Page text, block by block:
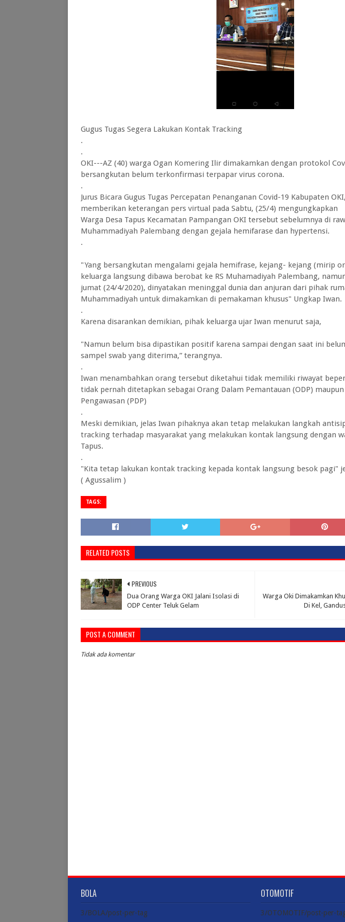
Gugus Tugas Segera Lakukan Kontak Tracking
.
.
OKI---AZ (40) warga Ogan Komering Ilir dimakamkan dengan protokol
bersangkutan belum terkonfirmasi terpapar virus corona.
.
Jurus Bicara Gugus Tugas Percepatan Penanganan Covid-19 Kabupaten
memberikan keterangan pers virtual pada Sabtu, (25/4) mengungkapkan
Warga Desa Tapus Kecamatan Pampangan OKI tersebut sebelumnya di
Muhammadiyah Palembang dengan gejala hemifarase dan hypertensi.
.
"Yang bersangkutan mengalami gejala hemifrase, kejang- kejang (mirip
keluarga langsung dibawa berobat ke RS Muhamadiyah Palembang,
jumat (24/4/2020), dinyatakan meninggal dunia dan anjuran dari pihak
Muhammadiyah untuk dimakamkan di pemakaman khusus" Ungkap Iwan.
.
Karena disarankan demikian, pihak keluarga ujar Iwan menurut saja,
"Namun belum bisa dipastikan positif karena sampai dengan saat ini
sampel swab yang diterima,” terangnya.
.
Iwan menambahkan orang tersebut diketahui tidak memiliki riwayat
tidak pernah ditetapkan sebagai Orang Dalam Pemantauan (ODP) maupun
Pengawasan (PDP)
.
Meski demikian, jelas Iwan pihaknya akan tetap melakukan langkah
tracking terhadap masyarakat yang melakukan kontak langsung dengan
Tapus.
.
"Kita tetap lakukan kontak tracking kepada kontak langsung besok pagi"
( Agussalim )
TAGS:
RELATED POSTS
Warga Oki Dimakamkan
Di Kel,
PREVIOUS
Dua Orang Warga OKI Jalani Isolasi di
ODP Center Teluk Gelam
POST A COMMENT
Tidak ada komentar
BOLA
3/BOLA/post-per-tag
OTOMOTIF
3/OTOMOTIF/post-per-